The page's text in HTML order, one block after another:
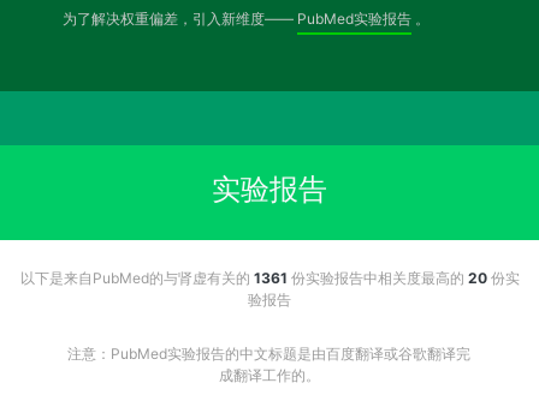
为了解决权重偏差，引入新维度—— PubMed实验报告 。
实验报告
以下是来自PubMed的与肾虚有关的 1361 份实验报告中相关度最高的 20份实
验报告
注意：PubMed实验报告的中文标题是由百度翻译或谷歌翻译完
成翻译工作的。